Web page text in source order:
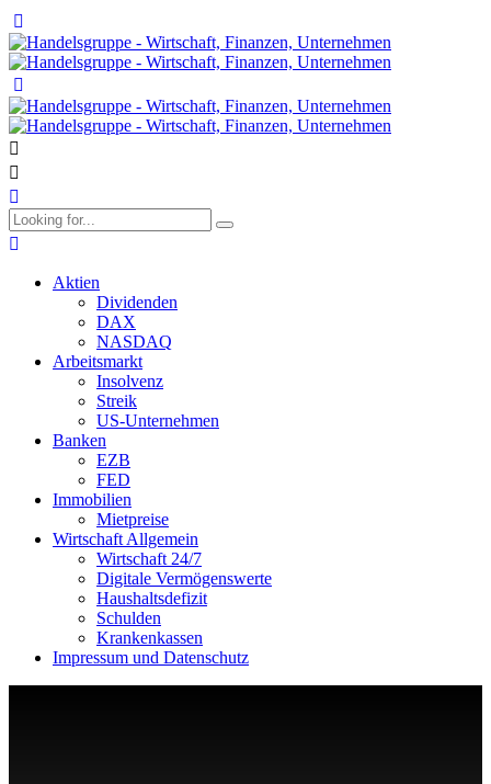
Aktien
Dividenden
DAX
NASDAQ
Arbeitsmarkt
Insolvenz
Streik
US-Unternehmen
Banken
EZB
FED
Immobilien
Mietpreise
Wirtschaft Allgemein
Wirtschaft 24/7
Digitale Vermögenswerte
Haushaltsdefizit
Schulden
Krankenkassen
Impressum und Datenschutz